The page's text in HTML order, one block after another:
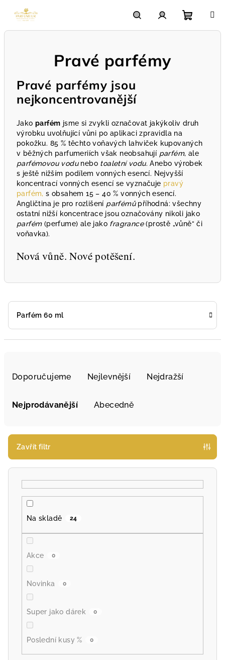
HledatPřihlášení
Pravé parfémy
Pravé parfémy jsou
nejkoncentrovanější
Jako parfém jsme si zvykli označovat jakýkoliv druh
výrobku uvolňující vůni po aplikaci zpravidla na
pokožku. 85 % těchto voňavých lahviček kupovaných
v běžných parfumeriích však neobsahují parfém, ale
parfémovou vodunebo toaletní vodu. Anebo výrobek
s ještě nižším podílem vonných esencí. Nejvyšší
koncentrací vonných esencí se vyznačuje pravý
parfém, s obsahem 15 – 40 % vonných esencí.
Angličtina je pro rozlišení parfémůpříhodná: všechny
ostatní nižší koncentrace jsou označovány nikoli jako
parfém(perfume) ale jako fragrance(prostě „vůně“ či
voňavka).
Nová vůně. Nové potěšení.
Parfém 60 ml
r
o
Doporučujeme Nejlevnější Nejdražší
Nejprodávanější Abecedně
Zavřít filtr
Na skladě 24
Akce 0
Novinka 0
Super jako dárek 0
Poslední kusy % 0